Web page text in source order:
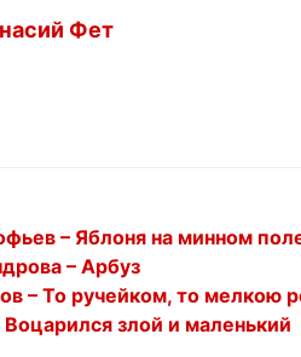
Фет
– Яблоня на минном
– Арбуз
– То ручейком, то мелкою
злой и маленький